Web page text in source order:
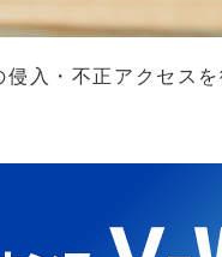
侵入・不正アクセス